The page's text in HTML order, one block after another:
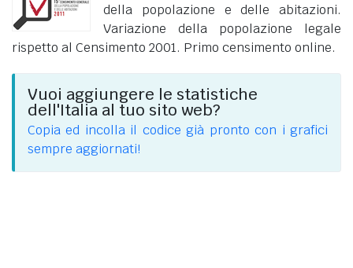
della popolazione e delle abitazioni.
Variazione della popolazione legale
rispetto al Censimento 2001. Primo censimento online.
Vuoi aggiungere le statistiche
dell'Italia al tuo sito web?
Copia ed incolla il codice già pronto con i grafici
sempre aggiornati!